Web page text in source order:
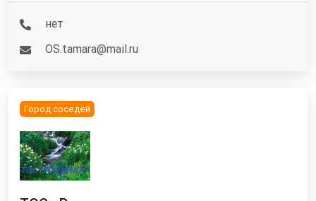
нет
OS.tamara@mail.ru
Город соседей